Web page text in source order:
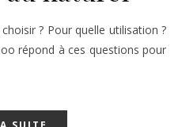
répond à ces questions pour